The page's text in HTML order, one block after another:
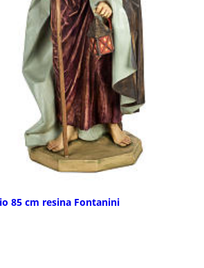
85 cm resina Fontanini